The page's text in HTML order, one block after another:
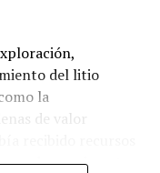
de Laguna
rusa de
para regiones
la Embajada
proveer
gas
del litio
la
de valor
por decreto